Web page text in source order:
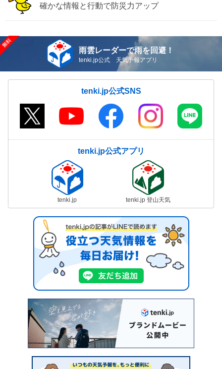
確かな情報と行動で防災力アップ
雨雲レーダーで雨を回避！
tenki.jp公式 天気予報アプリ
tenki.jp公式SNS
tenki.jp公式アプリ
tenki.jp tenki.jp 登山天気